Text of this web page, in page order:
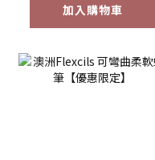
加入購物車